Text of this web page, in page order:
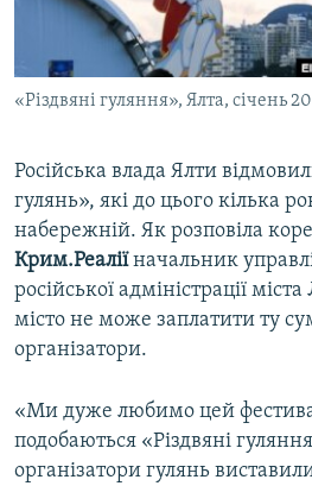
ВІДЕОУРОКИ «ELIFBE»
СВІДЧЕННЯ ОКУПАЦІЇ
УКРАЇНСЬКА ПРОБЛЕМА КРИМУ
Qırımtatar
Усі сайти RFE/RL
«Різдвяні гуляння», Ялта, січень
Російська влада Ялти
гулянь», які до цього кілька
набережній. Як розповіла
Крим.Реаліїначальник
російської адміністрації
місто не може заплатити ту
організатори.
«Ми дуже любимо цей
подобаються «Різдвяні
організатори гулянь